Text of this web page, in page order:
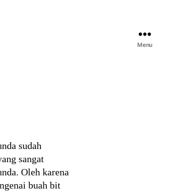
Menu
sudah
sangat
Oleh karena
buah bit